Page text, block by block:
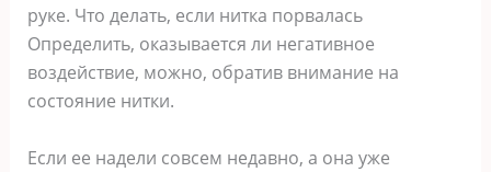
руке. Что делать, если нитка порвалась
Определить, оказывается ли негативное
воздействие, можно, обратив внимание на
состояние нитки.
Если ее надели совсем недавно, а она уже